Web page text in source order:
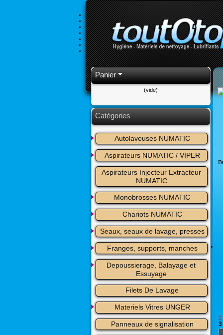
Panier
(vide)
Catégories
Autolaveuses NUMATIC
Aspirateurs NUMATIC / VIPER
Aspirateurs Injecteur Extracteur
NUMATIC
Monobrosses NUMATIC
Chariots NUMATIC
Seaux, seaux de lavage, presses
Franges, supports, manches
Depoussierage, Balayage et
Essuyage
Filets De Lavage
Materiels Vitres UNGER
Panneaux de signalisation
2
3